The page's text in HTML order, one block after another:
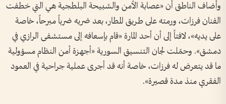
وأضاف الناطق أن «عصابة الأمن والشبيحة البلطجية هي التي خطفت
الفنان فرزات، ورمته على طريق المطار، بعد ضربه ضرباً مبرحاً، خاصة
على يديه»، لافتاً إلى أن أحد المارة «قام بإسعافه إلى مستشفى الرازي في
دمشق». وحمّلت لجان التنسيق السورية «أجهزة أمن النظام مسؤولية
ما قد يتعرض له فرزات، خاصة أنه قد أجرى عملية جراحية في العمود
الفقري منذ مدة قصيرة».